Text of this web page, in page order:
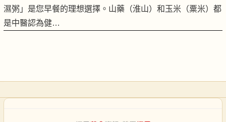
濕粥」是您早餐的理想選擇。山藥（淮山）和玉米（粟米）都
是中醫認為健…